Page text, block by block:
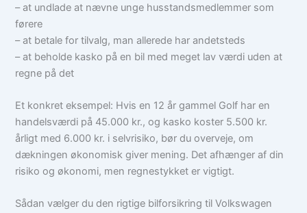
– at undlade at nævne unge husstandsmedlemmer som
førere
– at betale for tilvalg, man allerede har andetsteds
– at beholde kasko på en bil med meget lav værdi uden at
regne på det
Et konkret eksempel: Hvis en 12 år gammel Golf har en
handelsværdi på 45.000 kr., og kasko koster 5.500 kr.
årligt med 6.000 kr. i selvrisiko, bør du overveje, om
dækningen økonomisk giver mening. Det afhænger af din
risiko og økonomi, men regnestykket er vigtigt.
Sådan vælger du den rigtige bilforsikring til Volkswagen